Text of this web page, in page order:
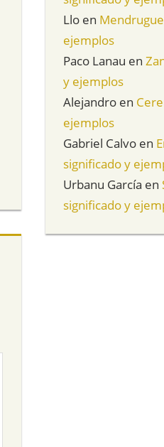
Llo en
ejemplos
Paco Lanau en
y ejemplos
Alejandro en
ejemplos
Gabriel Calvo en
significado y
Urbanu García en
significado y